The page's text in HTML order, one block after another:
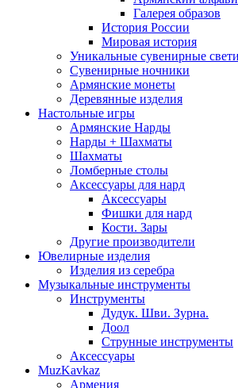
Галерея образов
История России
Мировая история
Уникальные сувенирные
Сувенирные ночники
Армянские монеты
Деревянные изделия
Настольные игры
Армянские Нарды
Нарды + Шахматы
Шахматы
Ломберные столы
Аксессуары для нард
Аксессуары
Фишки для нард
Кости. Зары
Другие производители
Ювелирные изделия
Изделия из серебра
Музыкальные инструменты
Инструменты
Дудук. Шви. Зурна.
Доол
Струнные инструменты
Аксессуары
MuzKavkaz
Армения